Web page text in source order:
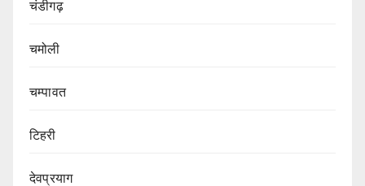
चंडीगढ़
चमोली
चम्पावत
टिहरी
देवप्रयाग